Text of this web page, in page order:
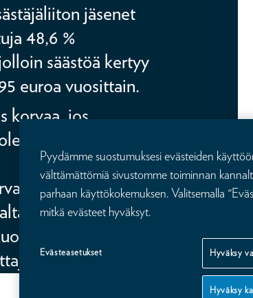
jäsenet
48,6 %
säästöä kertyy
euroa vuosittain.
korvaa, jos
sairauteen tai
puolisosi oman
sekä myös itsesi,
Riittää, että
on Suomen
Pyydämme suostumuksesi evästeiden
välttämättömiä sivustomme toiminnan
parhaan käyttökokemuksen. Valitsemalla
mitkä evästeet hyväksyt.
Hyväksy
Hyväksy
Evästeasetukset